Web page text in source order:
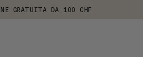
GRATUITA DA 100 CHF